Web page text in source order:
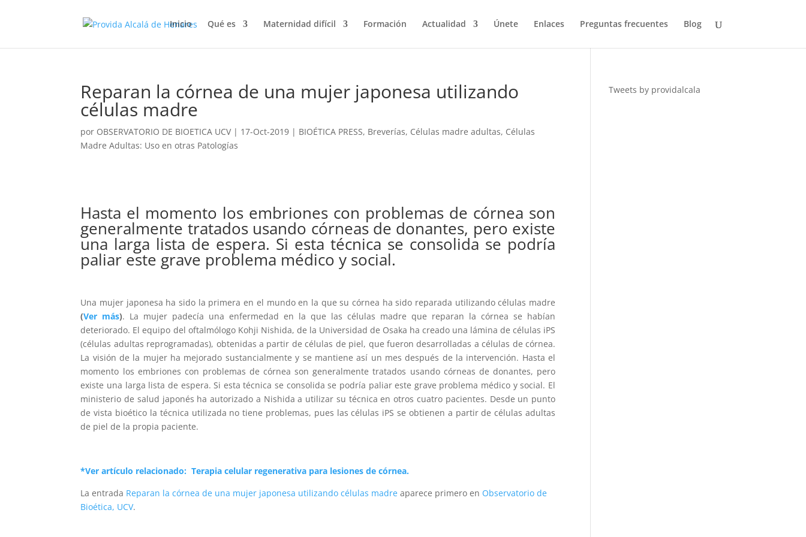
Inicio Qué es Maternidad difícil Formación Actualidad Únete Enlaces Preguntas frecuentes Blog
Reparan la córnea de una mujer japonesa utilizando
células madre
por OBSERVATORIO DE BIOETICA UCV| 17-Oct-2019 | BIOÉTICA PRESS, Breverías, Células madre adultas, Células
Madre Adultas: Uso en otras Patologías
Hasta el momento los embriones con problemas de córnea son
generalmente tratados usando córneas de donantes, pero existe
una larga lista de espera. Si esta técnica se consolida se podría
paliar este grave problema médico y social.
Una mujer japonesa ha sido la primera en el mundo en la que su córnea ha sido reparada utilizando células madre
(Ver más). La mujer padecía una enfermedad en la que las células madre que reparan la córnea se habían
deteriorado. El equipo del oftalmólogo Kohji Nishida, de la Universidad de Osaka ha creado una lámina de células iPS
(células adultas reprogramadas), obtenidas a partir de células de piel, que fueron desarrolladas a células de córnea.
La visión de la mujer ha mejorado sustancialmente y se mantiene así un mes después de la intervención. Hasta el
momento los embriones con problemas de córnea son generalmente tratados usando córneas de donantes, pero
existe una larga lista de espera. Si esta técnica se consolida se podría paliar este grave problema médico y social. El
ministerio de salud japonés ha autorizado a Nishida a utilizar su técnica en otros cuatro pacientes. Desde un punto
de vista bioético la técnica utilizada no tiene problemas, pues las células iPS se obtienen a partir de células adultas
de piel de la propia paciente.
*Ver artículo relacionado: Terapia celular regenerativa para lesiones de córnea.
La entrada Reparan la córnea de una mujer japonesa utilizando células madre aparece primero en Observatorio de
Bioética, UCV.
Tweets by providalcala